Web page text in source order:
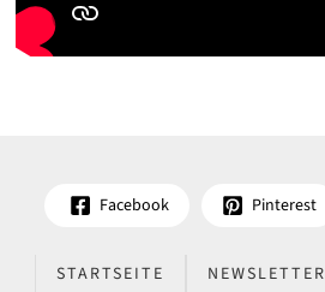
Facebook Pinterest
STARTSEITE NEWSLETTER